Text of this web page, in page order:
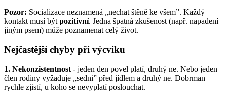
Pozor: Socializace neznamená „nechat štěně ke všem”. Každý
kontakt musí býtpozitivní. Jedna špatná zkušenost (např. napadení
jiným psem) může poznamenat celý život.
Nejčastější chyby při výcviku
1. Nekonzistentnost - jeden den povel platí, druhý ne. Nebo jeden
člen rodiny vyžaduje „sedni” před jídlem a druhý ne. Dobrman
rychle zjistí, u koho se nevyplatí poslouchat.